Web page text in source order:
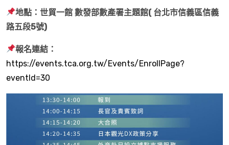
地點：世貿一館 數發部數產署主題館( 台北市信義區信義
路五段5號)
報名連結：
https://events.tca.org.tw/Events/EnrollPage?
eventId=30